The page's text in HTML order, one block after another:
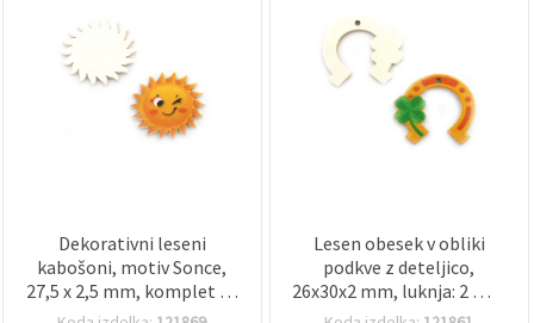
Dekorativni leseni
kabošoni, motiv Sonce,
27,5 x 2,5 mm, komplet 10
kosov, za dekoracijo,
Lesen obesek v obliki
podkve z deteljico,
26x30x2 mm, luknja: 2 mm
– paket 10 kosov